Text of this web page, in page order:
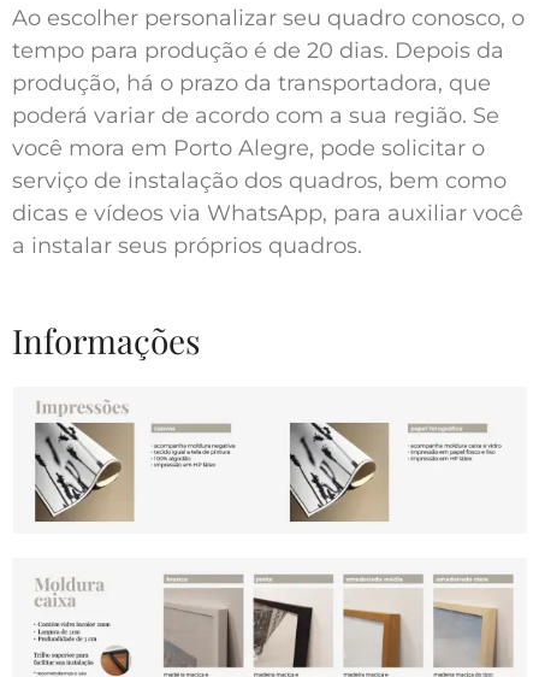
Ao escolher personalizar seu quadro conosco, o
tempo para produção é de 20 dias. Depois da
produção, há o prazo da transportadora, que
poderá variar de acordo com a sua região. Se
você mora em Porto Alegre, pode solicitar o
serviço de instalação dos quadros, bem como
dicas e vídeos via WhatsApp, para auxiliar você
a instalar seus próprios quadros.
Informações